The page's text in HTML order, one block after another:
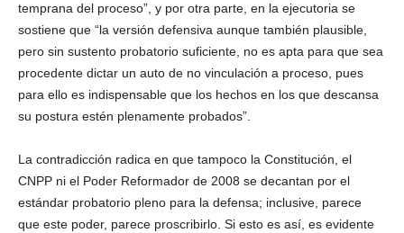
temprana del proceso”, y por otra parte, en la ejecutoria se
sostiene que “la versión defensiva aunque también plausible,
pero sin sustento probatorio suficiente, no es apta para que sea
procedente dictar un auto de no vinculación a proceso, pues
para ello es indispensable que los hechos en los que descansa
su postura estén plenamente probados”.
La contradicción radica en que tampoco la Constitución, el
CNPP ni el Poder Reformador de 2008 se decantan por el
estándar probatorio pleno para la defensa; inclusive, parece
que este poder, parece proscribirlo. Si esto es así, es evidente